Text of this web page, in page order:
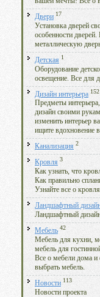
Двери 17
Установка дверей
особенности
металлическую
Детская 1
Оборудование
освещение. Все для
Дизайн интерьера 152
Предметы
дизайн своими
изменить интерьер
ищите вдохновение
Канализация 2
Кровля 3
Как узнать, что
Как правильно
Узнайте все о
Ландшафтный
Ландшафтный
Мебель 42
Мебель для кухни,
мебель для
Все о мебели дома и
выбрать мебель.
Новости 113
Новости проекта